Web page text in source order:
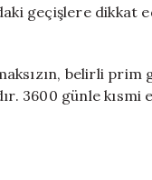
geçişlere dikkat
belirli prim
3600 günle